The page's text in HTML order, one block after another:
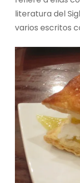
literatura del
varios escritos